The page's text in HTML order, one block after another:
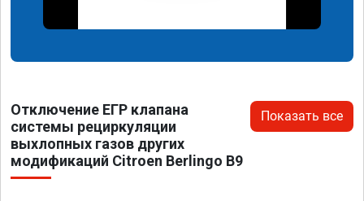
Отключение ЕГР клапана
системы рециркуляции
выхлопных газов других
модификаций Citroen Berlingo B9
Показать все